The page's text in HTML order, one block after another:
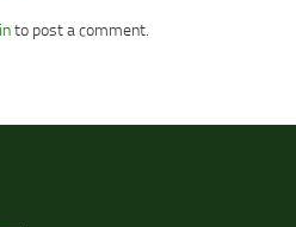
to post a comment.